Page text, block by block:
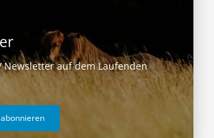
Newsletter auf dem Laufenden